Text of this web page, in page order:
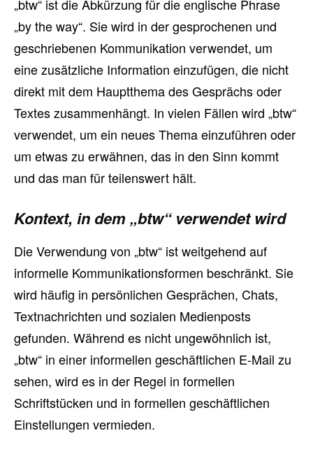
„btw“ ist die Abkürzung für die englische Phrase
„by the way“. Sie wird in der gesprochenen und
geschriebenen Kommunikation verwendet, um
eine zusätzliche Information einzufügen, die nicht
direkt mit dem Hauptthema des Gesprächs oder
Textes zusammenhängt. In vielen Fällen wird „btw“
verwendet, um ein neues Thema einzuführen oder
um etwas zu erwähnen, das in den Sinn kommt
und das man für teilenswert hält.
Kontext, in dem „btw“ verwendet wird
Die Verwendung von „btw“ ist weitgehend auf
informelle Kommunikationsformen beschränkt. Sie
wird häufig in persönlichen Gesprächen, Chats,
Textnachrichten und sozialen Medienposts
gefunden. Während es nicht ungewöhnlich ist,
„btw“ in einer informellen geschäftlichen E-Mail zu
sehen, wird es in der Regel in formellen
Schriftstücken und in formellen geschäftlichen
Einstellungen vermieden.